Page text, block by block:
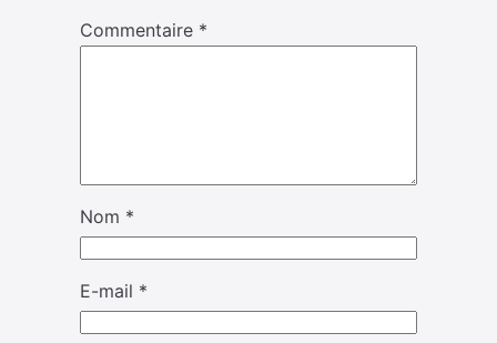
Commentaire *
Nom *
E-mail *